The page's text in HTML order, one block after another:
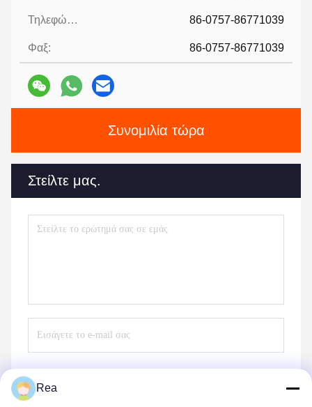
Τηλεφώνημα: 86-0757-86771039
Φαξ: 86-0757-86771039
Συνομιλία τώρα
Στείλτε μας.
Rea